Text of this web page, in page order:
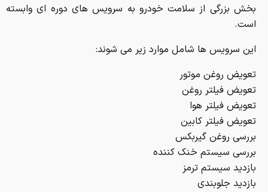
بخش بزرگی از سلامت خودرو به سرویس های دوره ای وابسته
است.
این سرویس ها شامل موارد زیر می شوند:
تعویض روغن موتور
تعویض فیلتر روغن
تعویض فیلتر هوا
تعویض فیلتر کابین
بررسی روغن گیربکس
بررسی سیستم خنک کننده
بازدید سیستم ترمز
بازدید جلوبندی